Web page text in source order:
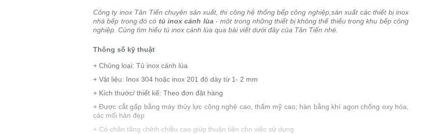
Công ty inox Tân Tiến chuyên sản xuất, thi công hệ thống bếp công nghiệp,sản xuất các thiết bị inox
nhà bếp trong đó có tủ inox cánh lùa- một trong những thiết bị không thể thiếu trong khu bếp công
nghiệp. Cùng tìm hiểu tủ inox cánh lùa qua bài viết dưới đây của Tân Tiến nhé.
Thông số kỹ thuật
+ Chủng loại: Tủ inox cánh lùa
+ Vật liệu: Inox 304 hoặc inox 201 độ dày từ 1- 2 mm
+ Kích thước/ thiết kế: Theo đơn đặt hàng
+ Được cắt gấp bằng máy thủy lực công nghệ cao, thẩm mỹ cao; hàn bằng khí agon chống oxy hóa,
các mối hàn đẹp
+ Có chân tăng chỉnh chiều cao giúp thuận tiện cho việc sử dụng